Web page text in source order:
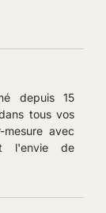
depuis 15
tous vos
avec
l'envie de